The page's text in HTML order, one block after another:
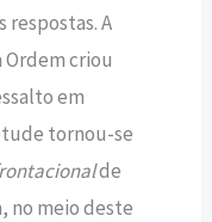
respostas. A
Ordem criou
em
tornou-se
de
no meio deste